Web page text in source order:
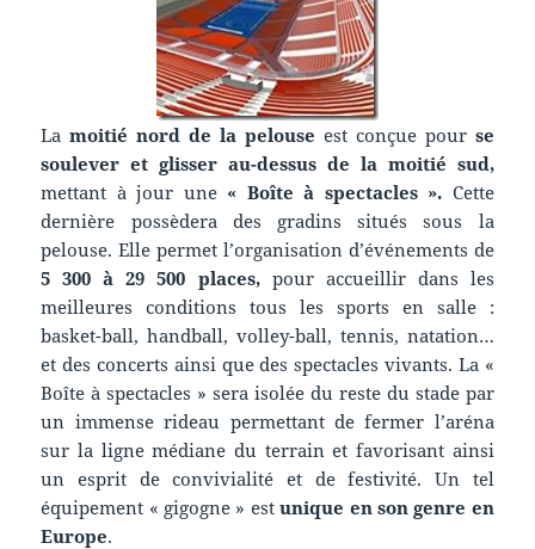
Lamoitié nord de la pelouse est conçue pour se
souleveret glisser au-dessus de la moitié sud,
mettant à jour une « Boîte à spectacles ». Cette
dernière possèdera des gradins situés sous la
pelouse. Elle permet l’organisation d’événements de
5 300 à29 500 places,pour accueillir dans les
meilleures conditions tous les sports en salle :
basket-ball, handball, volley-ball, tennis, natation…
et des concerts ainsi que des spectacles vivants. La «
Boîte à spectacles » sera isolée du reste du stade par
un immense rideau permettant de fermer l’aréna
sur la ligne médiane du terrain et favorisant ainsi
un esprit de convivialité et de festivité. Un tel
équipement « gigogne » estunique en son genre en
Europe.